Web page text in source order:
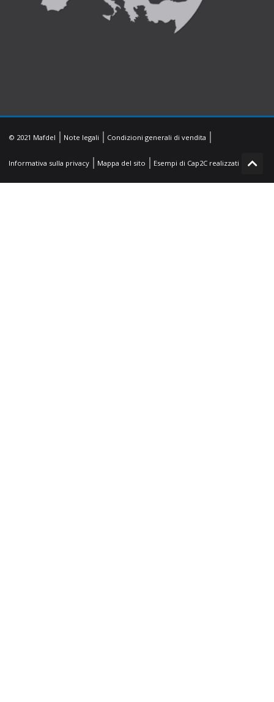
© 2021 Mafdel Note legali Condizioni generali di vendita
Informativa sulla privacy Mappa del sito Esempi di Cap2C realizzati